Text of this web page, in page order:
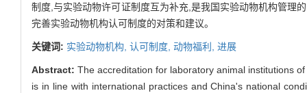
制度,与实验动物许可证制度互为补充,是我国实验动物机构管理
完善实验动物机构认可制度的对策和建议。
关键词: 实验动物机构, 认可制度, 动物福利, 进展
Abstract: The accreditation for laboratory animal institutions
is in line with international practices and China's national